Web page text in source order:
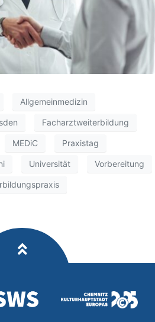
Allgemeinmedizin
Facharztweiterbildung
MEDiC Praxistag
Universität Vorbereitung